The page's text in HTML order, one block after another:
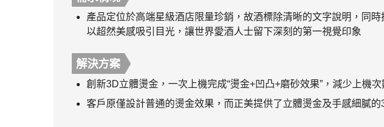
產品定位於高端星級酒店限量珍銷，故酒標除清晰的文字說明，同
以超然美感吸引目光，讓世界愛酒人士留下深刻的第一視覺印象
解決方案
創新3D立體燙金，一次上機完成“燙金+凹凸+磨砂效果”，減少上機
客戶原僅設計普通的燙金效果，而正美提供了立體燙金及手感細膩